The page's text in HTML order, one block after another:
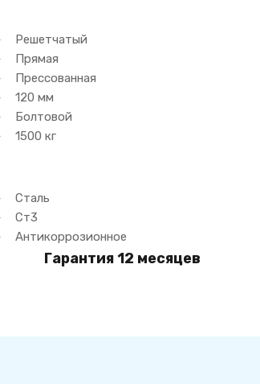
Решетчатый
Прямая
Прессованная
120 мм
Болтовой
1500 кг
Сталь
Ст3
Антикоррозионное
Гарантия 12 месяцев